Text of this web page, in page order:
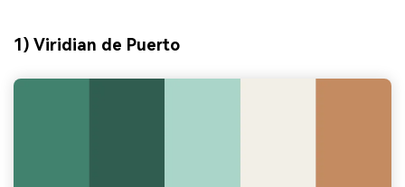
1) Viridian de Puerto